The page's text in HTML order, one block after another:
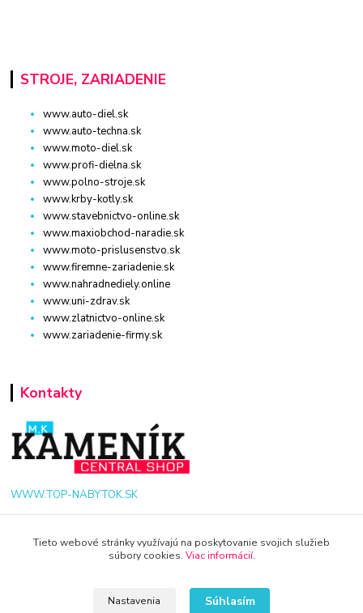
STROJE, ZARIADENIE
www.auto-diel.sk
www.auto-techna.sk
www.moto-diel.sk
www.profi-dielna.sk
www.polno-stroje.sk
www.krby-kotly.sk
www.stavebnictvo-online.sk
www.maxiobchod-naradie.sk
www.moto-prislusenstvo.sk
www.firemne-zariadenie.sk
www.nahradnediely.online
www.uni-zdrav.sk
www.zlatnictvo-online.sk
www.zariadenie-firmy.sk
Kontakty
WWW.TOP-NABYTOK.SK
+421 940 949 000
Tieto webové stránky využívajú na poskytovanie svojich služieb
súbory cookies. Viac informácií.
Nastavenia Súhlasím